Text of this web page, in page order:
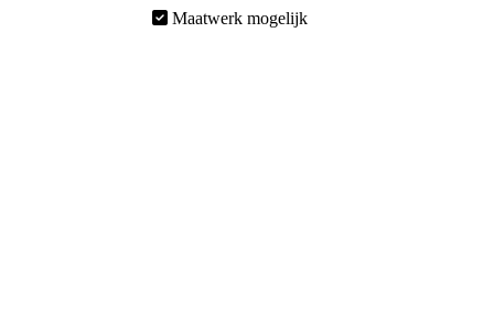
Maatwerk mogelijk